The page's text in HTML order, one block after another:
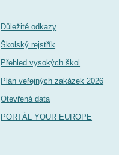
Důležité odkazy
Školský rejstřík
Přehled vysokých škol
Plán veřejných zakázek 2026
Otevřená data
PORTÁL YOUR EUROPE